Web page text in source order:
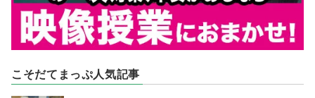
こそだてまっぷ人気記事